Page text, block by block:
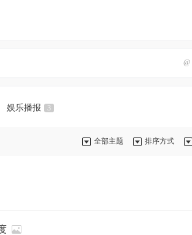
@
娱乐播报 3
排序方式
全部主题